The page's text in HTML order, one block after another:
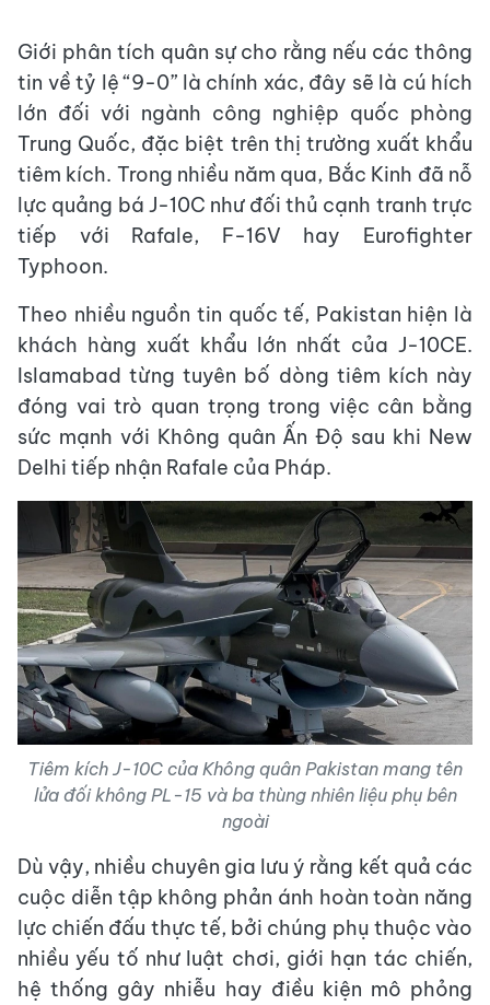
Giới phân tích quân sự cho rằng nếu các thông
tin về tỷ lệ “9-0” là chính xác, đây sẽ là cú hích
lớn đối với ngành công nghiệp quốc phòng
Trung Quốc, đặc biệt trên thị trường xuất khẩu
tiêm kích. Trong nhiều năm qua, Bắc Kinh đã nỗ
lực quảng bá J-10C như đối thủ cạnh tranh trực
tiếp với Rafale, F-16V hay Eurofighter
Typhoon.
Theo nhiều nguồn tin quốc tế, Pakistan hiện là
khách hàng xuất khẩu lớn nhất của J-10CE.
Islamabad từng tuyên bố dòng tiêm kích này
đóng vai trò quan trọng trong việc cân bằng
sức mạnh với Không quân Ấn Độ sau khi New
Delhi tiếp nhận Rafale của Pháp.
Tiêm kích J-10C của Không quân Pakistan mang tên
lửa đối không PL-15 và ba thùng nhiên liệu phụ bên
ngoài
Dù vậy, nhiều chuyên gia lưu ý rằng kết quả các
cuộc diễn tập không phản ánh hoàn toàn năng
lực chiến đấu thực tế, bởi chúng phụ thuộc vào
nhiều yếu tố như luật chơi, giới hạn tác chiến,
hệ thống gây nhiễu hay điều kiện mô phỏng